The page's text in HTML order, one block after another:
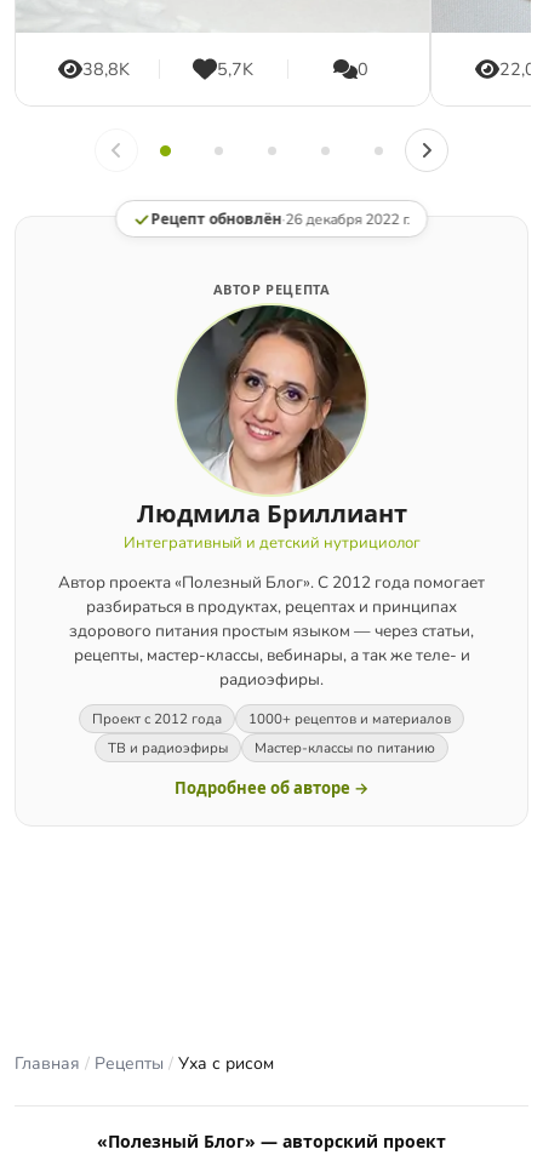
38,8K 5,7K 0
Рецепт обновлён·26 декабря 2022 г.
АВТОР РЕЦЕПТА
Людмила Бриллиант
Интегративный и детский нутрициолог
Автор проекта «Полезный Блог». С 2012 года помогает
разбираться в продуктах, рецептах и принципах
здорового питания простым языком — через статьи,
рецепты, мастер-классы, вебинары, а так же теле- и
радиоэфиры.
Проект с 2012 года
1000+ рецептов и материалов
ТВ и радиоэфиры
Мастер-классы по питанию
Подробнее об авторе →
Главная / Рецепты / Уха с рисом
«Полезный Блог» — авторский проект